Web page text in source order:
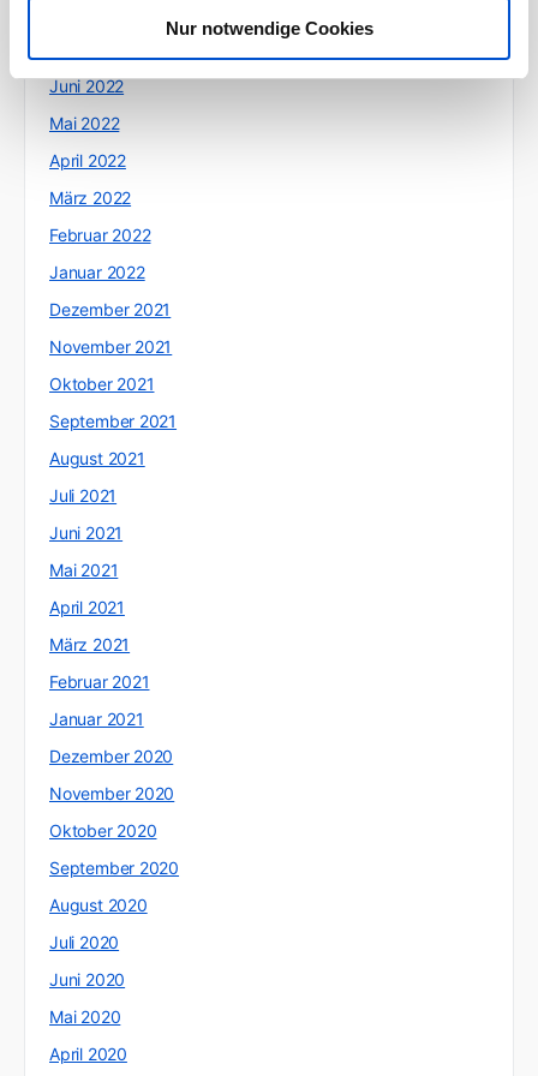
Nur notwendige Cookies
Juni 2022
Mai 2022
April 2022
März 2022
Februar 2022
Januar 2022
Dezember 2021
November 2021
Oktober 2021
September 2021
August 2021
Juli 2021
Juni 2021
Mai 2021
April 2021
März 2021
Februar 2021
Januar 2021
Dezember 2020
November 2020
Oktober 2020
September 2020
August 2020
Juli 2020
Juni 2020
Mai 2020
April 2020